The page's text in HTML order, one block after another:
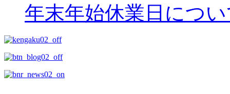
年末年始休業日につ